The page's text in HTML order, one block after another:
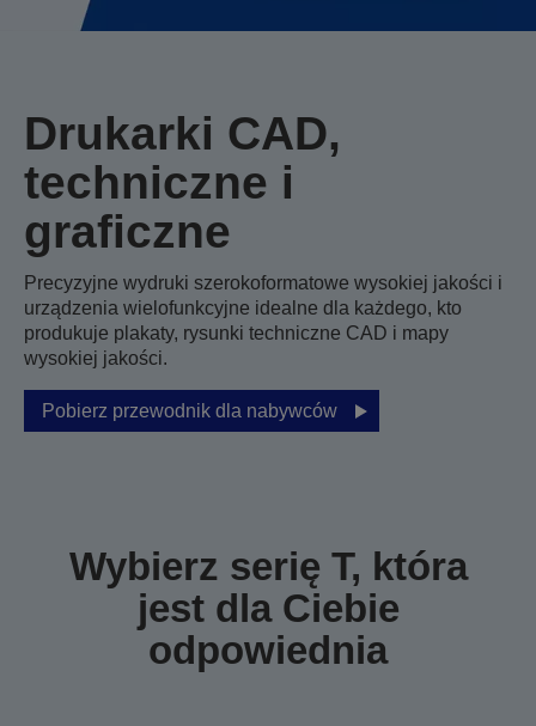
Drukarki CAD,
techniczne i
graficzne
Precyzyjne wydruki szerokoformatowe wysokiej jakości i
urządzenia wielofunkcyjne idealne dla każdego, kto
produkuje plakaty, rysunki techniczne CAD i mapy
wysokiej jakości.
Pobierz przewodnik dla nabywców
Wybierz serię T, która
jest dla Ciebie
odpowiednia